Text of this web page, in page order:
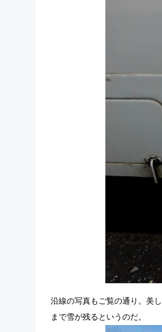
沿線の写真もご覧の通り。美
まで雪が残るというのだ。